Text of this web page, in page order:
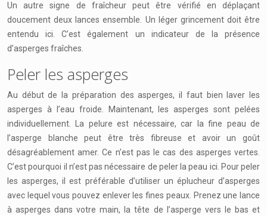
Un autre signe de fraîcheur peut être vérifié en déplaçant
doucement deux lances ensemble. Un léger grincement doit être
entendu ici. C’est également un indicateur de la présence
d’asperges fraîches.
Peler les asperges
Au début de la préparation des asperges, il faut bien laver les
asperges à l’eau froide. Maintenant, les asperges sont pelées
individuellement. La pelure est nécessaire, car la fine peau de
l’asperge blanche peut être très fibreuse et avoir un goût
désagréablement amer. Ce n’est pas le cas des asperges vertes.
C’est pourquoi il n’est pas nécessaire de peler la peau ici. Pour peler
les asperges, il est préférable d’utiliser un éplucheur d’asperges
avec lequel vous pouvez enlever les fines peaux. Prenez une lance
à asperges dans votre main, la tête de l’asperge vers le bas et